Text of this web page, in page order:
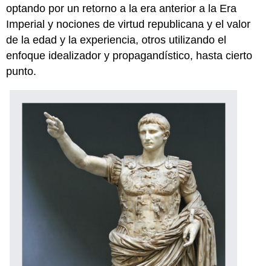
optando por un retorno a la era anterior a la Era
Imperial y nociones de virtud republicana y el valor
de la edad y la experiencia, otros utilizando el
enfoque idealizador y propagandístico, hasta cierto
punto.